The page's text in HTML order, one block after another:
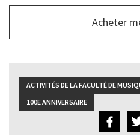
lien
Acheter
ACTIVITÉS DE LA FACULTÉ DE
100E ANNIVERSAIRE